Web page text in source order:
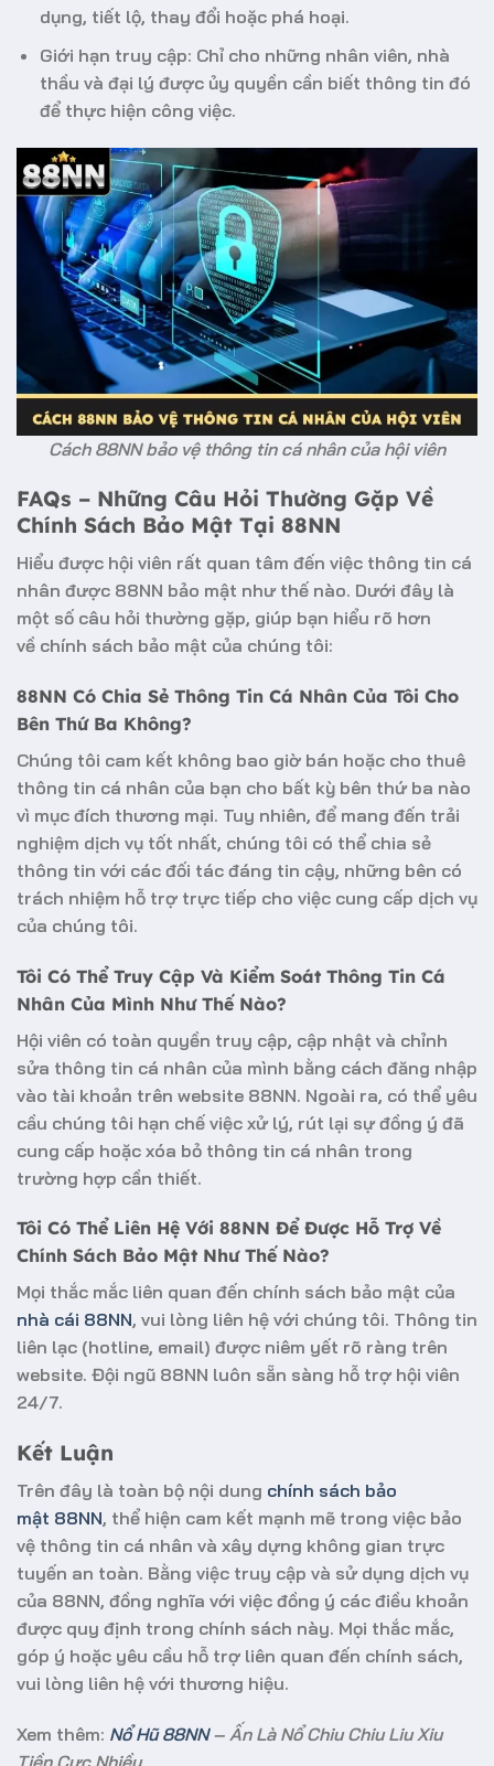
dụng, tiết lộ, thay đổi hoặc phá hoại.
Giới hạn truy cập: Chỉ cho những nhân viên, nhà
thầu và đại lý được ủy quyền cần biết thông tin đó
để thực hiện công việc.
Cách 88NN bảo vệ thông tin cá nhân của hội viên
FAQs – Những Câu Hỏi Thường Gặp Về
Chính Sách Bảo Mật Tại 88NN
Hiểu được hội viên rất quan tâm đến việc thông tin cá
nhân được 88NN bảo mật như thế nào. Dưới đây là
một số câu hỏi thường gặp, giúp bạn hiểu rõ hơn
về chính sách bảo mật của chúng tôi:
88NN Có Chia Sẻ Thông Tin Cá Nhân Của Tôi Cho
Bên Thứ Ba Không?
Chúng tôi cam kết không bao giờ bán hoặc cho thuê
thông tin cá nhân của bạn cho bất kỳ bên thứ ba nào
vì mục đích thương mại. Tuy nhiên, để mang đến trải
nghiệm dịch vụ tốt nhất, chúng tôi có thể chia sẻ
thông tin với các đối tác đáng tin cậy, những bên có
trách nhiệm hỗ trợ trực tiếp cho việc cung cấp dịch vụ
của chúng tôi.
Tôi Có Thể Truy Cập Và Kiểm Soát Thông Tin Cá
Nhân Của Mình Như Thế Nào?
Hội viên có toàn quyền truy cập, cập nhật và chỉnh
sửa thông tin cá nhân của mình bằng cách đăng nhập
vào tài khoản trên website 88NN. Ngoài ra, có thể yêu
cầu chúng tôi hạn chế việc xử lý, rút lại sự đồng ý đã
cung cấp hoặc xóa bỏ thông tin cá nhân trong
trường hợp cần thiết.
Tôi Có Thể Liên Hệ Với 88NN Để Được Hỗ Trợ Về
Chính Sách Bảo Mật Như Thế Nào?
Mọi thắc mắc liên quan đến chính sách bảo mật của
nhà cái 88NN, vui lòng liên hệ với chúng tôi. Thông tin
liên lạc (hotline, email) được niêm yết rõ ràng trên
website. Đội ngũ 88NN luôn sẵn sàng hỗ trợ hội viên
24/7.
Kết Luận
Trên đây là toàn bộ nội dung chính sách bảo
mật 88NN, thể hiện cam kết mạnh mẽ trong việc bảo
vệ thông tin cá nhân và xây dựng không gian trực
tuyến an toàn. Bằng việc truy cập và sử dụng dịch vụ
của 88NN, đồng nghĩa với việc đồng ý các điều khoản
được quy định trong chính sách này. Mọi thắc mắc,
góp ý hoặc yêu cầu hỗ trợ liên quan đến chính sách,
vui lòng liên hệ với thương hiệu.
Xem thêm: Nổ Hũ 88NN– Ấn Là Nổ Chiu Chiu Liu Xiu
Tiền Cực Nhiều